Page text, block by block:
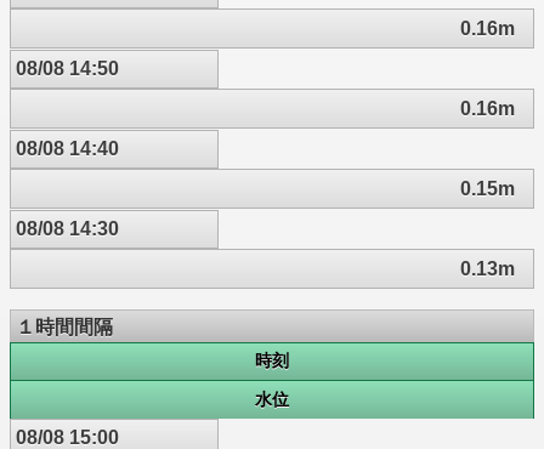
0.16m
08/08 14:50
0.16m
08/08 14:40
0.15m
08/08 14:30
0.13m
１時間間隔
時刻
水位
08/08 15:00